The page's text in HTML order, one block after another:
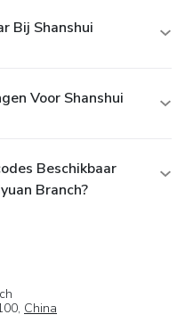
Bij Shanshui
Voor Shanshui
Beschikbaar
Branch?
China